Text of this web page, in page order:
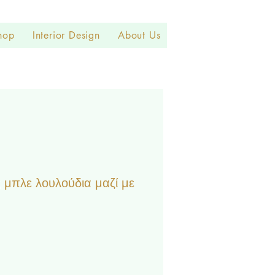
Interior Design About Us
μπλε λουλούδια μαζί με